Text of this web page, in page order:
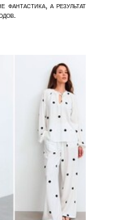
а результат